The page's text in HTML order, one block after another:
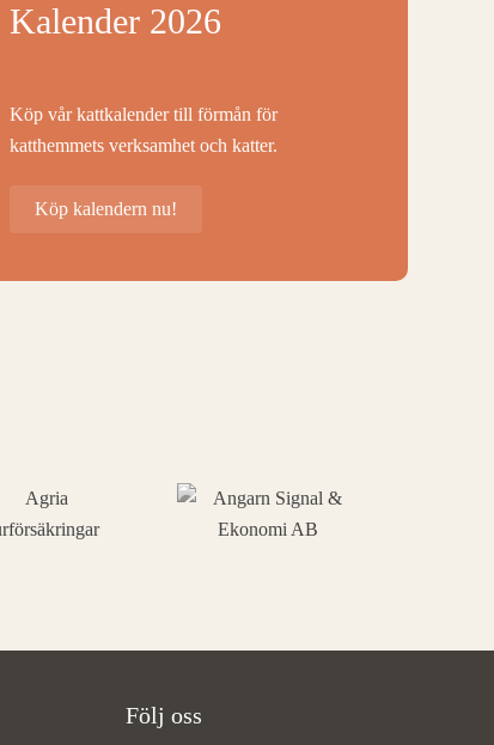
Kalender 2026
Köp vår kattkalender till förmån för
katthemmets verksamhet och katter.
Köp kalendern nu!
Följ oss